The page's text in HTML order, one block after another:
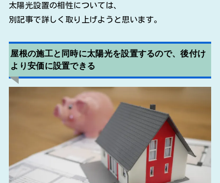
太陽光設置の相性については、
別記事で詳しく取り上げようと思います。
屋根の施工と同時に太陽光を設置するので、後付け
より安価に設置できる